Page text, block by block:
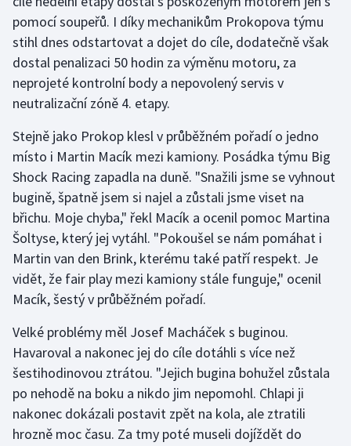
pomocí soupeřů. I díky mechanikům Prokopova týmu
stihl dnes odstartovat a dojet do cíle, dodatečně však
dostal penalizaci 50 hodin za výměnu motoru, za
neprojeté kontrolní body a nepovolený servis v
neutralizační zóně 4. etapy.
Stejně jako Prokop klesl v průběžném pořadí o jedno
místo i Martin Macík mezi kamiony. Posádka týmu Big
Shock Racing zapadla na duně. "Snažili jsme se vyhnout
bugině, špatně jsem si najel a zůstali jsme viset na
břichu. Moje chyba," řekl Macík a ocenil pomoc Martina
Šoltyse, který jej vytáhl. "Pokoušel se nám pomáhat i
Martin van den Brink, kterému také patří respekt. Je
vidět, že fair play mezi kamiony stále funguje," ocenil
Macík, šestý v průběžném pořadí.
Velké problémy měl Josef Macháček s buginou.
Havaroval a nakonec jej do cíle dotáhli s více než
šestihodinovou ztrátou. "Jejich bugina bohužel zůstala
po nehodě na boku a nikdo jim nepomohl. Chlapi ji
nakonec dokázali postavit zpět na kola, ale ztratili
hrozně moc času. Za tmy poté museli dojíždět do